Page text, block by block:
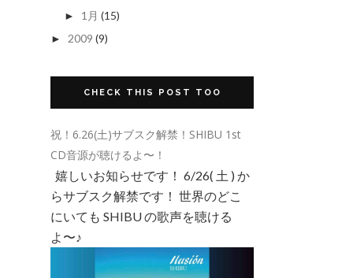
► 1月 (15)
► 2009 (9)
CHECK THIS POST TOO
祝！6.26(土)サブスク解禁！SHIBU 1st
CD音源が聴けるよ〜！
嬉しいお知らせです！ 6/26( 土 ) か
らサブスク解禁です！ 世界のどこ
にいても SHIBU の歌声を聴ける
よ〜♪